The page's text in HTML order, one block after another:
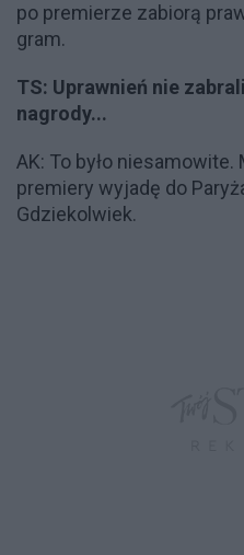
po premierze zabiorą
gram.
TS: Uprawnień nie
nagrody...
AK: To było niesamowite.
premiery wyjadę do
Gdziekolwiek.